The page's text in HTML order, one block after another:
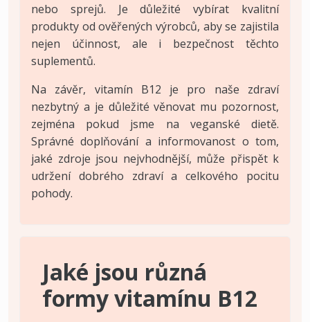
nebo sprejů. Je důležité vybírat kvalitní
produkty od ověřených výrobců, aby se zajistila
nejen účinnost, ale i bezpečnost těchto
suplementů.
Na závěr, vitamín B12 je pro naše zdraví
nezbytný a je důležité věnovat mu pozornost,
zejména pokud jsme na veganské dietě.
Správné doplňování a informovanost o tom,
jaké zdroje jsou nejvhodnější, může přispět k
udržení dobrého zdraví a celkového pocitu
pohody.
Jaké jsou různá
formy vitamínu B12